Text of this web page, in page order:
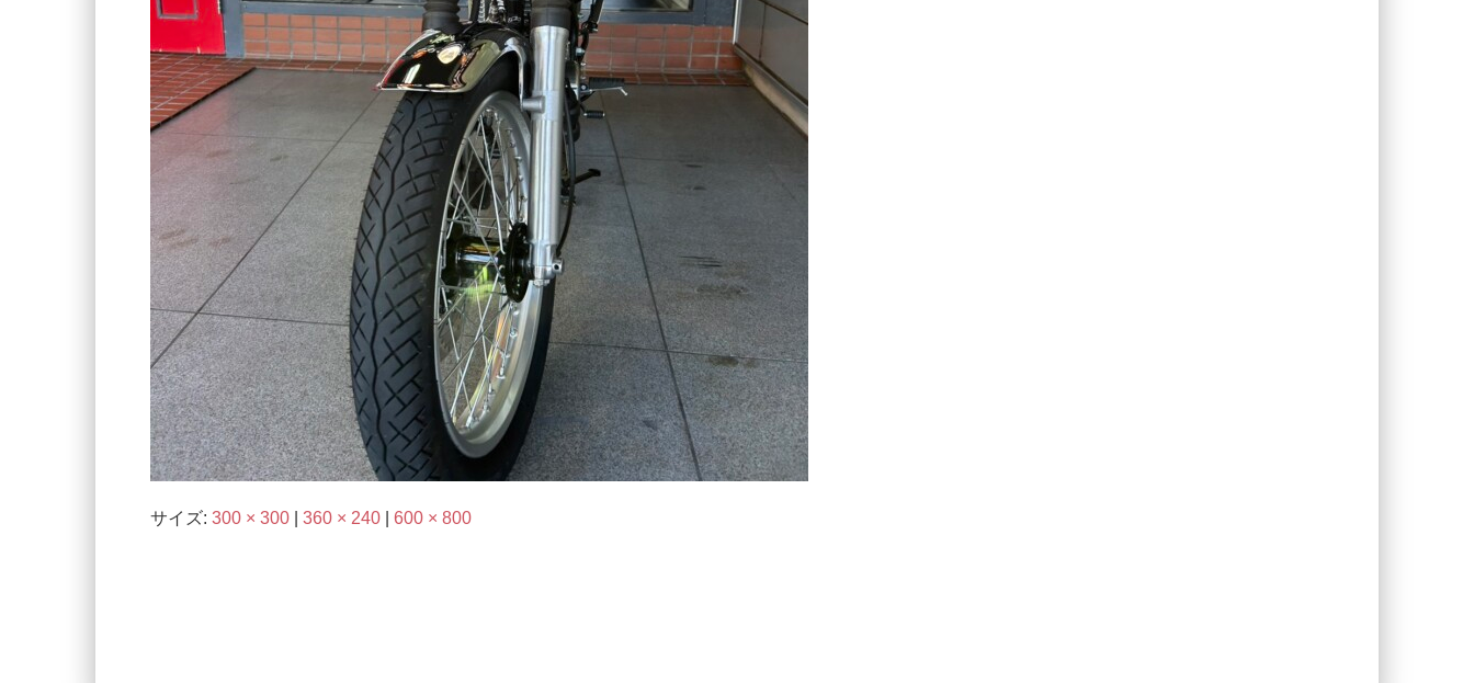
サイズ: 300 × 300 360 × 240 600 × 800